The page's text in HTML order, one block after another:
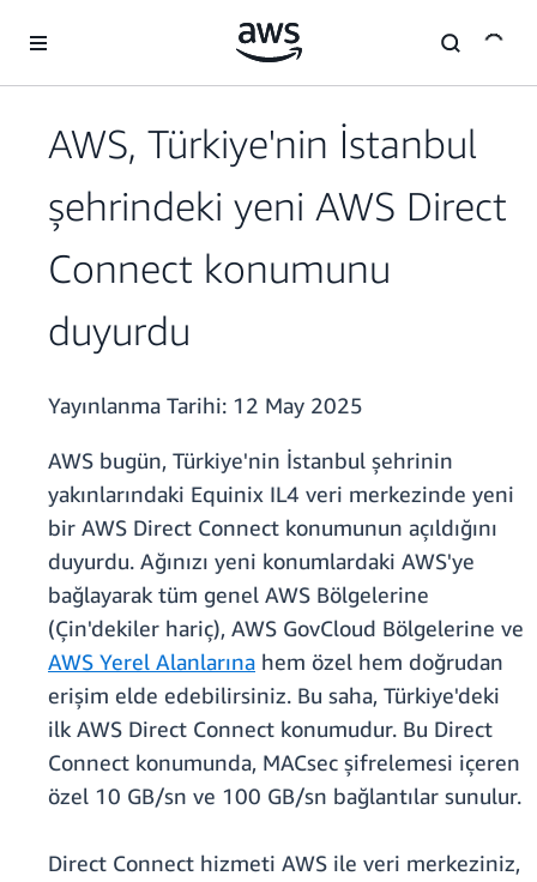
AWS, Türkiye'nin İstanbul
şehrindeki yeni AWS Direct
Connect konumunu
duyurdu
Yayınlanma Tarihi: 12 May 2025
AWS bugün, Türkiye'nin İstanbul şehrinin
yakınlarındaki Equinix IL4 veri merkezinde yeni
bir AWS Direct Connect konumunun açıldığını
duyurdu. Ağınızı yeni konumlardaki AWS'ye
bağlayarak tüm genel AWS Bölgelerine
(Çin'dekiler hariç), AWS GovCloud Bölgelerine ve
AWS Yerel Alanlarına hem özel hem doğrudan
erişim elde edebilirsiniz. Bu saha, Türkiye'deki
ilk AWS Direct Connect konumudur. Bu Direct
Connect konumunda, MACsec şifrelemesi içeren
özel 10 GB/sn ve 100 GB/sn bağlantılar sunulur.
Direct Connect hizmeti AWS ile veri merkeziniz,